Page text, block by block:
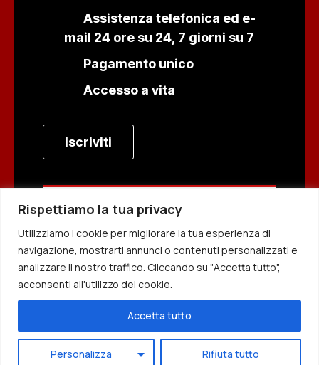
Rispettiamo la tua privacy
Utilizziamo i cookie per migliorare la tua esperienza di
navigazione, mostrarti annunci o contenuti personalizzati e
analizzare il nostro traffico. Cliccando su "Accetta tutto",
acconsenti all'utilizzo dei cookie.
Personalizza Rifiuta tutto
Accetta tutto
Assistenza telefonica ed e-
mail 24 ore su 24, 7 giorni su 7
Pagamento unico
Accesso a vita
Iscriviti
Per accedere a questa
pagina, è necessario
acquistare {prodotti}.
Deutsch
Français
Português
العربية
Русский
বাংলা